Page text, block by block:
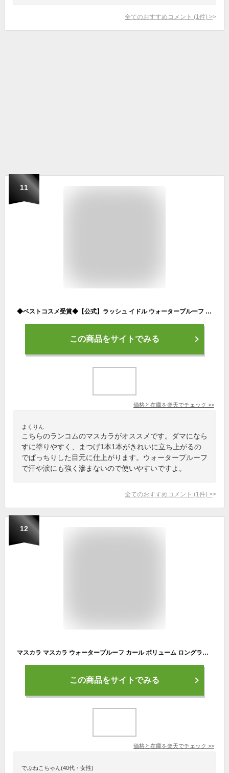
全てのおすすめコメント (1 件) >
11
◆ベストコスメ受賞◆【公式】ラッシュ イドル ウォータープルーフ / マスカラ / ランコム lancome 正規品 プレゼント 誕生日 バレンタイン 彼女 母 化粧品 コスメ メイク デパコス ギフト 高級
この商品をサイトでみる
価格と在庫を楽天でチェック >>
まくりん
こちらのランコムのマスカラがオススメです。ダマになら
すに塗りやすく、まつげ1本1本がきれいに立ち上がるの
でぱっちりした目元に仕上がります。ウォータープルーフ
で汗や涙にも強く滲まないので使いやすいですよ。
全てのおすすめコメント (1 件) >
12
マスカラ マスカラ ウォータープルーフ カール ボリューム ロングラッシュ ボリューム＆ロングタイプ 送料無料 ピュアクリスティ / 黒々としたツヤと上向きカールで滲まない より長く濃密なのにパンダ目にもダマにもならない しかもお湯で簡単オフ
この商品をサイトでみる
価格と在庫を楽天でチェック >>
でぶねこちゃん(40代・女性)